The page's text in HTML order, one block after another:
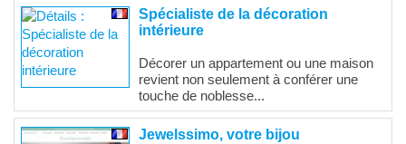
Spécialiste de la décoration
intérieure
Décorer un appartement ou une maison
revient non seulement à conférer une
touche de noblesse...
Jewelssimo, votre bijou